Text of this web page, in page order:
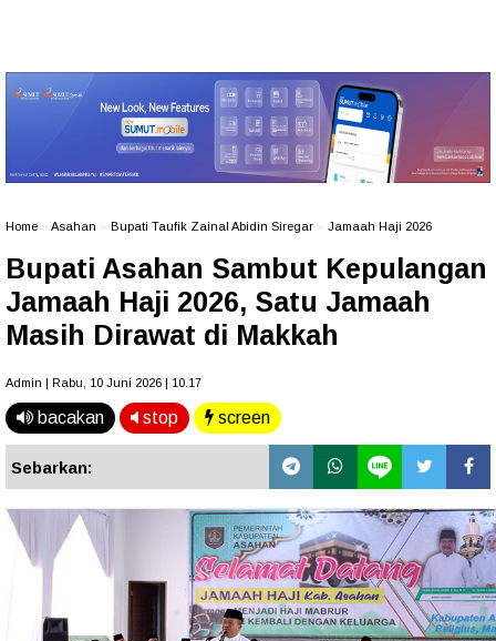
Home Asahan Bupati Taufik Zainal Abidin Siregar Jamaah Haji 2026
Bupati Asahan Sambut Kepulangan
Jamaah Haji 2026, Satu Jamaah
Masih Dirawat di Makkah
Admin | Rabu, 10 Juni 2026 | 10.17
bacakan stop screen
Sebarkan: